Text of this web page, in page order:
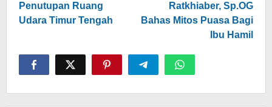
Penutupan Ruang
Udara Timur Tengah
Ratkhiaber, Sp.OG
Bahas Mitos Puasa Bagi
Ibu Hamil